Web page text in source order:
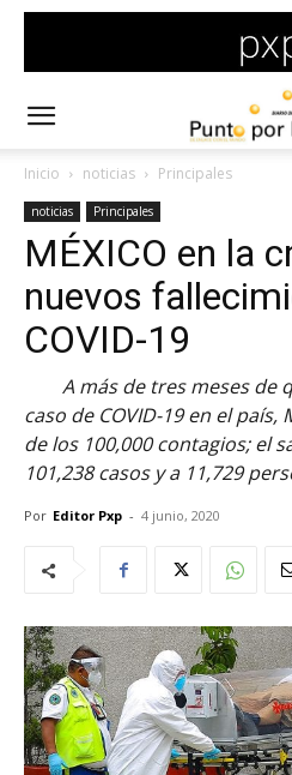
Inicio noticias Principales
noticias Principales
MÉXICO en la
nuevos
COVID-19
A más de tres meses de
caso de COVID-19 en el
de los 100,000 contagios; el
101,238 casos y a 11,729
Por Editor Pxp - 4 junio, 2020